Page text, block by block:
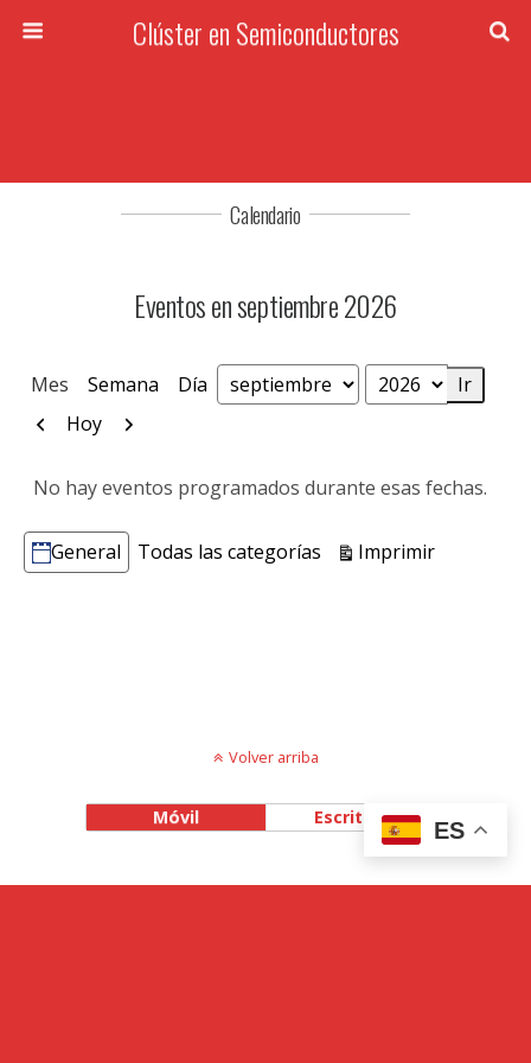
Clúster en Semiconductores
Calendario
Eventos en septiembre 2026
Mes Semana Día Mes
Año
Anterior
Hoy Siguiente
No hay eventos programados durante esas fechas.
Categorías
General Todas las categorías ImprimirVistas
Volver arriba
Móvil Escritorio
ES